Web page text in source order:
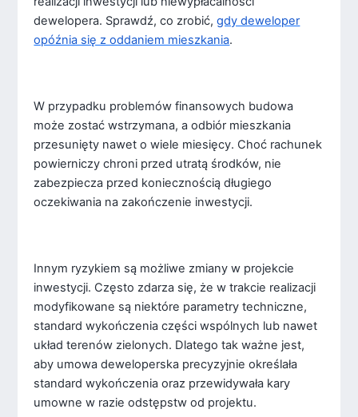
dewelopera. Sprawdź, co zrobić,gdy deweloper
opóźnia się z oddaniem mieszkania.
W przypadku problemów finansowych budowa
może zostać wstrzymana, a odbiór mieszkania
przesunięty nawet o wiele miesięcy. Choć rachunek
powierniczy chroni przed utratą środków, nie
zabezpiecza przed koniecznością długiego
oczekiwania na zakończenie inwestycji.
Innym ryzykiem są możliwe zmiany w projekcie
inwestycji. Często zdarza się, że w trakcie realizacji
modyfikowane są niektóre parametry techniczne,
standard wykończenia części wspólnych lub nawet
układ terenów zielonych. Dlatego tak ważne jest,
aby umowa deweloperska precyzyjnie określała
standard wykończenia oraz przewidywała kary
umowne w razie odstępstw od projektu.